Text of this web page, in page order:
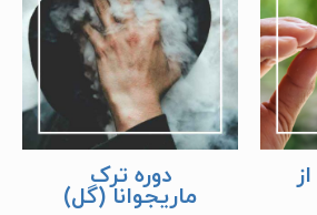
دوره ترک
ماریجوانا (گل)